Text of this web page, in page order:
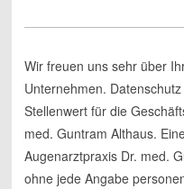
Wir freuen uns sehr über
Unternehmen.
Stellenwert für die
med. Guntram Althaus.
Augenarztpraxis Dr. med.
ohne jede Angabe